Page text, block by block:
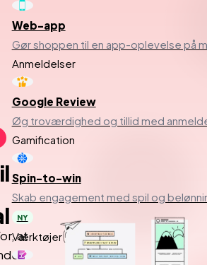
Web-app
Gør shoppen til en app-oplevelse på
Anmeldelser
Google Review
Øg troværdighed og tillid med
Gamification
Spin-to-win
Skab engagement med spil og
NY
Værktøjer
at